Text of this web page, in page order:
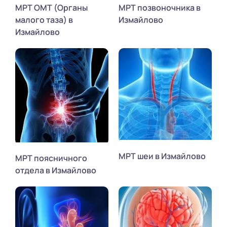
МРТ ОМТ (Органы
малого таза) в
Измайлово
МРТ позвоночника в
Измайлово
МРТ поясничного
отдела в Измайлово
МРТ шеи в Измайлово